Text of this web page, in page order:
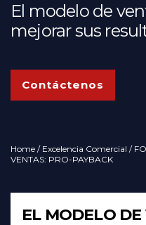
El modelo de
mejorar sus
Contáctenos
Home / Excelencia Comercial /
VENTAS: PRO-PAYBACK
EL MODELO